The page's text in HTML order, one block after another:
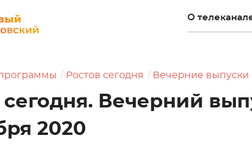
О
Ростов сегодня Вечерние выпуски
сегодня. Вечерний
2020